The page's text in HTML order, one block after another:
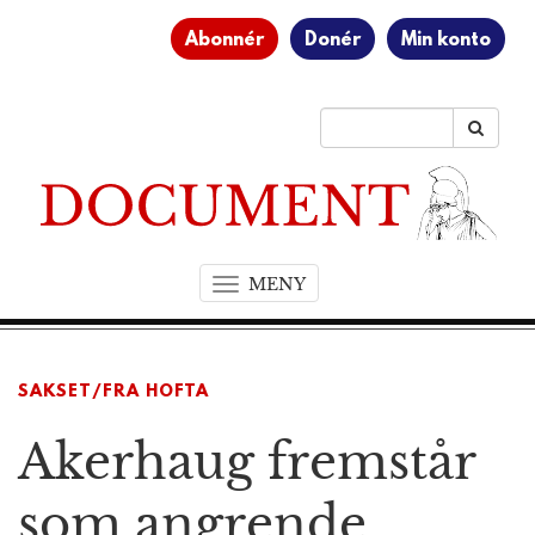
Abonnér Donér Min konto
MENYT
o
a
i
SAKSET/FRA HOFTA
Akerhaug fremstår